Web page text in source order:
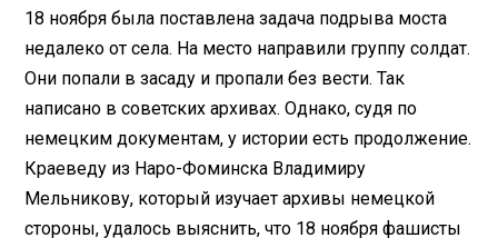
18 ноября была поставлена задача подрыва моста
недалеко от села. На место направили группу солдат.
Они попали в засаду и пропали без вести. Так
написано в советских архивах. Однако, судя по
немецким документам, у истории есть продолжение.
Краеведу из Наро-Фоминска Владимиру
Мельникову, который изучает архивы немецкой
стороны, удалось выяснить, что 18 ноября фашисты